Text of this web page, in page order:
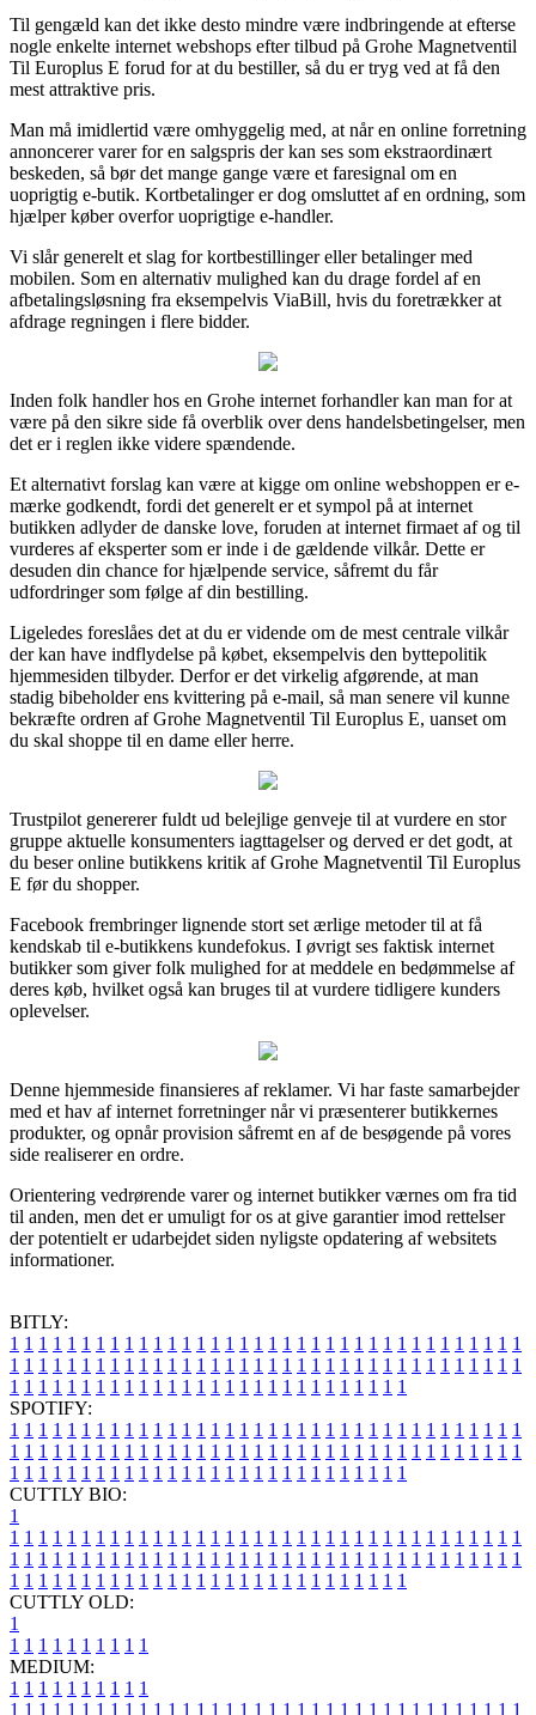
Til gengæld kan det ikke desto mindre være indbringende at efterse
nogle enkelte internet webshops efter tilbud på Grohe Magnetventil
Til Europlus E forud for at du bestiller, så du er tryg ved at få den
mest attraktive pris.
Man må imidlertid være omhyggelig med, at når en online forretning
annoncerer varer for en salgspris der kan ses som ekstraordinært
beskeden, så bør det mange gange være et faresignal om en
uoprigtig e-butik. Kortbetalinger er dog omsluttet af en ordning, som
hjælper køber overfor uoprigtige e-handler.
Vi slår generelt et slag for kortbestillinger eller betalinger med
mobilen. Som en alternativ mulighed kan du drage fordel af en
afbetalingsløsning fra eksempelvis ViaBill, hvis du foretrækker at
afdrage regningen i flere bidder.
Inden folk handler hos en Grohe internet forhandler kan man for at
være på den sikre side få overblik over dens handelsbetingelser, men
det er i reglen ikke videre spændende.
Et alternativt forslag kan være at kigge om online webshoppen er e-
mærke godkendt, fordi det generelt er et sympol på at internet
butikken adlyder de danske love, foruden at internet firmaet af og til
vurderes af eksperter som er inde i de gældende vilkår. Dette er
desuden din chance for hjælpende service, såfremt du får
udfordringer som følge af din bestilling.
Ligeledes foreslåes det at du er vidende om de mest centrale vilkår
der kan have indflydelse på købet, eksempelvis den byttepolitik
hjemmesiden tilbyder. Derfor er det virkelig afgørende, at man
stadig bibeholder ens kvittering på e-mail, så man senere vil kunne
bekræfte ordren af Grohe Magnetventil Til Europlus E, uanset om
du skal shoppe til en dame eller herre.
Trustpilot genererer fuldt ud belejlige genveje til at vurdere en stor
gruppe aktuelle konsumenters iagttagelser og derved er det godt, at
du beser online butikkens kritik af Grohe Magnetventil Til Europlus
E før du shopper.
Facebook frembringer lignende stort set ærlige metoder til at få
kendskab til e-butikkens kundefokus. I øvrigt ses faktisk internet
butikker som giver folk mulighed for at meddele en bedømmelse af
deres køb, hvilket også kan bruges til at vurdere tidligere kunders
oplevelser.
Denne hjemmeside finansieres af reklamer. Vi har faste samarbejder
med et hav af internet forretninger når vi præsenterer butikkernes
produkter, og opnår provision såfremt en af de besøgende på vores
side realiserer en ordre.
Orientering vedrørende varer og internet butikker værnes om fra tid
til anden, men det er umuligt for os at give garantier imod rettelser
der potentielt er udarbejdet siden nyligste opdatering af websitets
informationer.
BITLY:
1 1 1 1 1 1 1 1 1 1 1 1 1 1 1 1 1 1 1 1 1 1 1 1 1 1 1 1 1 1 1 1 1 1 1 1
1 1 1 1 1 1 1 1 1 1 1 1 1 1 1 1 1 1 1 1 1 1 1 1 1 1 1 1 1 1 1 1 1 1 1 1
1 1 1 1 1 1 1 1 1 1 1 1 1 1 1 1 1 1 1 1 1 1 1 1 1 1 1 1
SPOTIFY:
1 1 1 1 1 1 1 1 1 1 1 1 1 1 1 1 1 1 1 1 1 1 1 1 1 1 1 1 1 1 1 1 1 1 1 1
1 1 1 1 1 1 1 1 1 1 1 1 1 1 1 1 1 1 1 1 1 1 1 1 1 1 1 1 1 1 1 1 1 1 1 1
1 1 1 1 1 1 1 1 1 1 1 1 1 1 1 1 1 1 1 1 1 1 1 1 1 1 1 1
CUTTLY BIO:
1
1 1 1 1 1 1 1 1 1 1 1 1 1 1 1 1 1 1 1 1 1 1 1 1 1 1 1 1 1 1 1 1 1 1 1 1
1 1 1 1 1 1 1 1 1 1 1 1 1 1 1 1 1 1 1 1 1 1 1 1 1 1 1 1 1 1 1 1 1 1 1 1
1 1 1 1 1 1 1 1 1 1 1 1 1 1 1 1 1 1 1 1 1 1 1 1 1 1 1 1
CUTTLY OLD:
1
1 1 1 1 1 1 1 1 1 1
MEDIUM:
1 1 1 1 1 1 1 1 1 1
1 1 1 1 1 1 1 1 1 1 1 1 1 1 1 1 1 1 1 1 1 1 1 1 1 1 1 1 1 1 1 1 1 1 1 1